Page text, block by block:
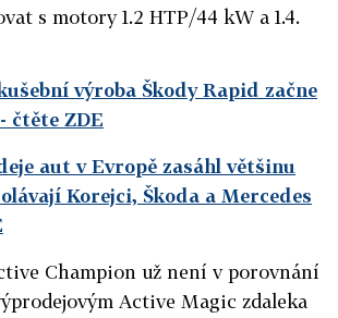
s motory 1.2 HTP/44 kW a 1.4.
výroba Škody Rapid začne
- čtěte ZDE
aut v Evropě zasáhl většinu
Korejci, Škoda a Mercedes
Champion už není v porovnání
Active Magic zdaleka